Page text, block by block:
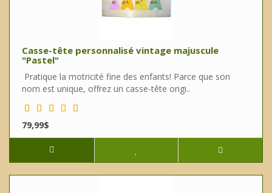
Casse-tête personnalisé vintage majuscule
"Pastel"
Pratique la motricité fine des enfants! Parce que son
nom est unique, offrez un casse-tête origi..
79,99$